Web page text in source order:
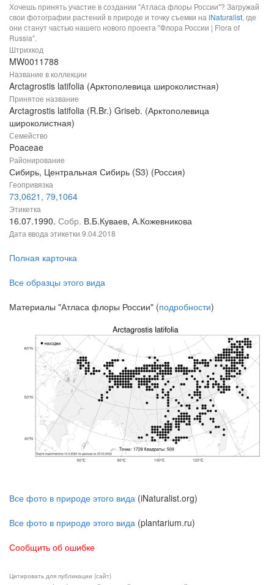
Хочешь принять участие в создании "Атласа флоры России"? Загружай
свои фотографии растений в природе и точку съемки на iNaturalist, где
они станут частью нашего нового проекта "Флора России | Flora of
Russia".
Штрихкод
MW0011788
Название в коллекции
Arctagrostis latifolia (Арктополевица широколистная)
Принятое название
Arctagrostis latifolia (R.Br.) Griseb. (Арктополевица
широколистная)
Семейство
Poaceae
Районирование
Сибирь, Центральная Сибирь (S3) (Россия)
Геопривязка
73,0621, 79,1064
Этикетка
16.07.1990. Собр. В.Б.Куваев, А.Кожевникова
Дата ввода этикетки 9.04.2018
Полная карточка
Все образцы этого вида
Материалы "Атласа флоры России" (подробности)
Все фото в природе этого вида (iNaturalist.org)
Все фото в природе этого вида (plantarium.ru)
Сообщить об ошибке
Цитировать для публикации (сайт)